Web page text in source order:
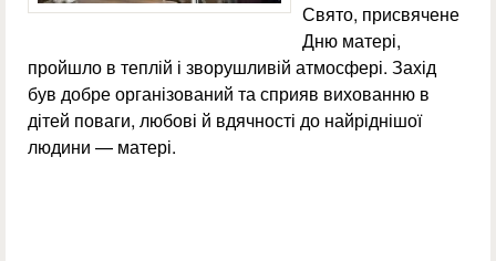
Свято, присвячене
Дню матері,
пройшло в теплій і зворушливій атмосфері. Захід
був добре організований та сприяв вихованню в
дітей поваги, любові й вдячності до найріднішої
людини — матері.